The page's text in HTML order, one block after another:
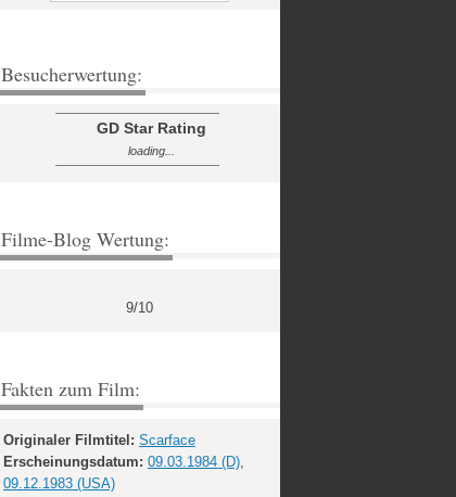
Besucherwertung:
GD Star Rating
loading...
Filme-Blog Wertung:
9/10
Fakten zum Film:
Originaler Filmtitel: Scarface
Erscheinungsdatum: 09.03.1984 (D),
09.12.1983 (USA)